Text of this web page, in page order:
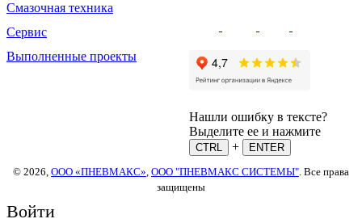
Смазочная техника
Сервис
Выполненные проекты
Нашли ошибку в тексте?
Выделите ее и нажмите
CTRL +
ENTER
© 2026, ООО «ПНЕВМАКС», ООО "ПНЕВМАКС СИСТЕМЫ". Все права
защищены
Войти